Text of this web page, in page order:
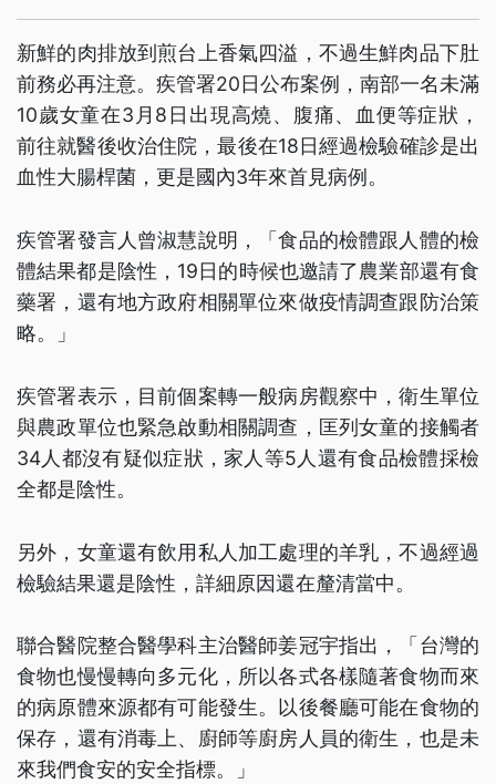
新鮮的肉排放到煎台上香氣四溢，不過生鮮肉品下肚
前務必再注意。疾管署20日公布案例，南部一名未滿
10歲女童在3月8日出現高燒、腹痛、血便等症狀，
前往就醫後收治住院，最後在18日經過檢驗確診是出
血性大腸桿菌，更是國內3年來首見病例。
疾管署發言人曾淑慧說明，「食品的檢體跟人體的檢
體結果都是陰性，19日的時候也邀請了農業部還有食
藥署，還有地方政府相關單位來做疫情調查跟防治策
略。」
疾管署表示，目前個案轉一般病房觀察中，衛生單位
與農政單位也緊急啟動相關調查，匡列女童的接觸者
34人都沒有疑似症狀，家人等5人還有食品檢體採檢
全都是陰性。
另外，女童還有飲用私人加工處理的羊乳，不過經過
檢驗結果還是陰性，詳細原因還在釐清當中。
聯合醫院整合醫學科主治醫師姜冠宇指出，「台灣的
食物也慢慢轉向多元化，所以各式各樣隨著食物而來
的病原體來源都有可能發生。以後餐廳可能在食物的
保存，還有消毒上、廚師等廚房人員的衛生，也是未
來我們食安的安全指標。」